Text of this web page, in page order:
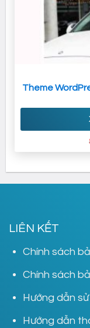
Theme
LIÊN KẾT
Chính sách
Chính sách
Hướng dẫn
Hướng dẫn